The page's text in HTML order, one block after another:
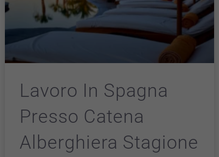
Lavoro In Spagna
Presso Catena
Alberghiera Stagione